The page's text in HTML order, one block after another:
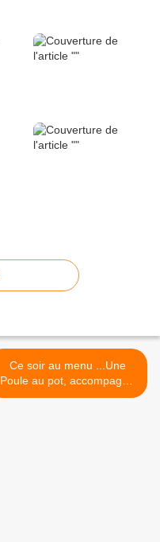
Ce soir au menu ...Une
Poule au pot, accompagné
de notre AOP Clos la